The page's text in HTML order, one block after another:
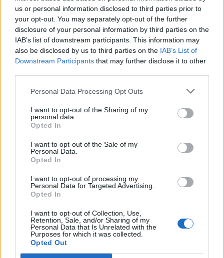
us or personal information disclosed to third parties prior to
your opt-out. You may separately opt-out of the further
disclosure of your personal information by third parties on the
IAB’s list of downstream participants. This information may
also be disclosed by us to third parties on the IAB’s List of
Downstream Participants that may further disclose it to other
Personal Data Processing Opt Outs
I want to opt-out of the Sharing of my
personal data.
Opted In
I want to opt-out of the Sale of my
Personal Data.
Opted In
I want to opt-out of processing my
Personal Data for Targeted Advertising.
Opted In
I want to opt-out of Collection, Use,
Retention, Sale, and/or Sharing of my
Personal Data that Is Unrelated with the
Purposes for which it was collected.
Opted Out